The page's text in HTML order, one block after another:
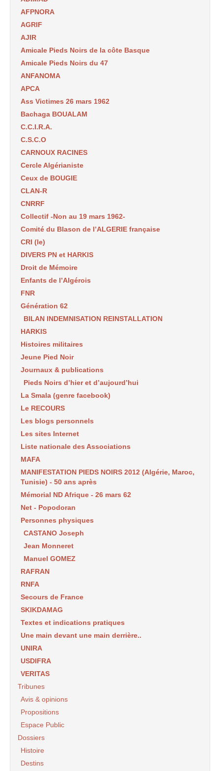
AFPNORA
AGRIF
AJIR
Amicale Pieds Noirs de la côte Basque
Amicale Pieds Noirs du 47
ANFANOMA
APCA
Ass Victimes 26 mars 1962
Bachaga BOUALAM
C.C.I.R.A.
C.S.C.O
CARNOUX RACINES
Cercle Algérianiste
Ceux de BOUGIE
CLAN-R
CNRRF
Collectif -Non au 19 mars 1962-
Comité du Blason de l’ALGERIE française
CRI (le)
DIVERS PN et HARKIS
Droit de Mémoire
Enfants de l’Algérois
FNR
Génération 62
BILAN INDEMNISATION REINSTALLATION
HARKIS
Histoires militaires
Jeune Pied Noir
Journaux & publications
Pieds Noirs d’hier et d’aujourd’hui
La Smala (genre facebook)
Le RECOURS
Les blogs personnels
Les sites Internet
Liste nationale des Associations
MAFA
MANIFESTATION PIEDS NOIRS 2012 (Algérie, Maroc,
Tunisie) - 50 ans après
Mémorial ND Afrique - 26 mars 62
Net - Popodoran
Personnes physiques
CASTANO Joseph
Jean Monneret
Manuel GOMEZ
RAFRAN
RNFA
Secours de France
SKIKDAMAG
Textes et indications pratiques
Une main devant une main derrière..
UNIRA
USDIFRA
VERITAS
Tribunes
Avis & opinions
Propositions
Espace Public
Dossiers
Histoire
Destins